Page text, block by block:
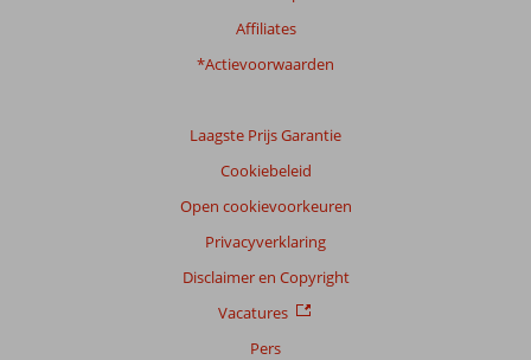
Affiliates
*Actievoorwaarden
Laagste Prijs Garantie
Cookiebeleid
Open cookievoorkeuren
Privacyverklaring
Disclaimer en Copyright
Vacatures
Pers